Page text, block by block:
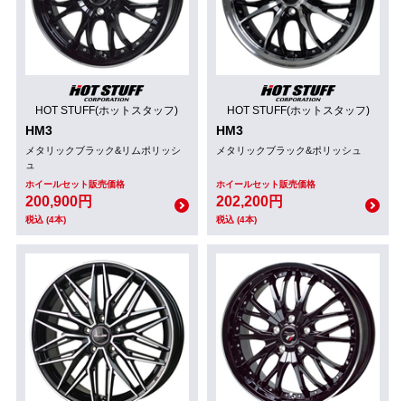
HOT STUFF(ホットスタッフ)
HM3
メタリックブラック&リムポリッシ
ュ
ホイールセット販売価格
200,900円
税込 (4本)
HOT STUFF(ホットスタッフ)
HM3
メタリックブラック&ポリッシュ
ホイールセット販売価格
202,200円
税込 (4本)